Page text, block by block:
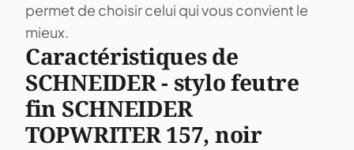
permet de choisir celui qui vous convient le
mieux.
Caractéristiques de
SCHNEIDER - stylo feutre
fin SCHNEIDER
TOPWRITER 157, noir